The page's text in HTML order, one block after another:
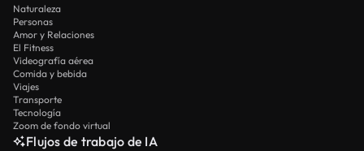
Naturaleza
Personas
Amor y Relaciones
El Fitness
Videografía aérea
Comida y bebida
Viajes
Transporte
Tecnología
Zoom de fondo virtual
Flujos de trabajo de IA